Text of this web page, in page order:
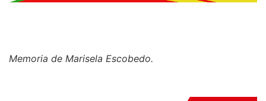
Memoria de Marisela Escobedo.